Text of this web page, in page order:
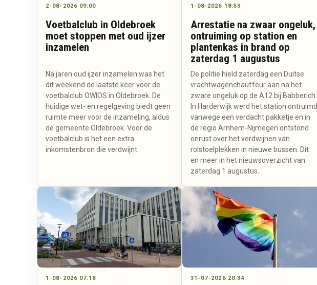
2-08-2026 09:00
Voetbalclub in Oldebroek
moet stoppen met oud ijzer
inzamelen
Na jaren oud ijzer inzamelen was het
dit weekend de laatste keer voor de
voetbalclub OWIOS in Oldebroek. De
huidige wet- en regelgeving biedt geen
ruimte meer voor de inzameling, aldus
de gemeente Oldebroek. Voor de
voetbalclub is het een extra
inkomstenbron die verdwijnt.
1-08-2026 18:53
Arrestatie na zwaar ongeluk,
ontruiming op station en
plantenkas in brand op
zaterdag 1 augustus
De politie hield zaterdag een Duitse
vrachtwagenchauffeur aan na het
zware ongeluk op de A12 bij Babberich.
In Harderwijk werd het station ontruimd
vanwege een verdacht pakketje en in
de regio Arnhem-Nijmegen ontstond
onrust over het verdwijnen van
rolstoelplekken in nieuwe bussen. Dit
en meer in het nieuwsoverzicht van
zaterdag 1 augustus.
1-08-2026 07:18 31-07-2026 20:34